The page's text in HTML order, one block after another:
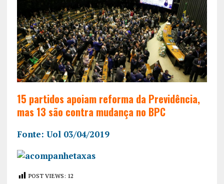
15 partidos apoiam reforma da Previdência,
mas 13 são contra mudança no BPC
Fonte: Uol 03/04/2019
POST VIEWS: 12